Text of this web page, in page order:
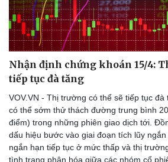
Nhận định chứng khoán 15/4:
tiếp tục đà tăng
VOV.VN - Thị trường có thể sẽ tiếp tục đà
có thể sớm thử thách đường trung bình
điểm) trong những phiên giao dịch tới.
dấu hiệu bước vào giai đoạn tích lũy
ngắn hạn tiếp tục ở mức thấp và thị
tình trạng phân hóa giữa các nhóm cổ